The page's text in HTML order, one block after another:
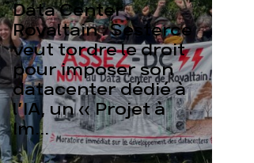
Data Center
Rovaltain : Sesterce
veut tordre le droit
pour imposer son
datacenter dédié à
l’IA, un « Projet à
Im...